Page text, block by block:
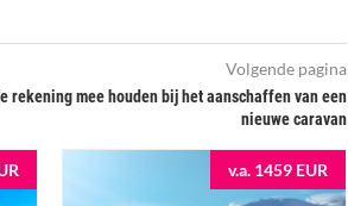
Volgende pagina
rekening mee houden bij het aanschaffen van een
nieuwe caravan
v.a. 1459 EUR